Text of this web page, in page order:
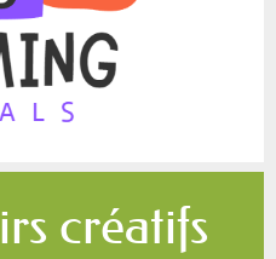
créatifs